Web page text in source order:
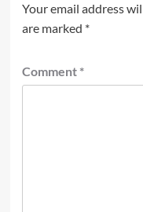
Your email address
are marked *
Comment *